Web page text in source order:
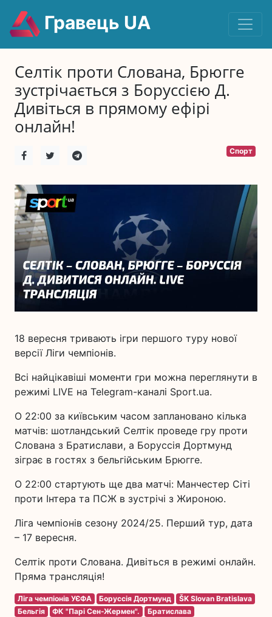
Гравець UA
Селтік проти Слована, Брюгге
зустрічається з Боруссією Д.
Дивіться в прямому ефірі
онлайн!
Спорт
18 вересня тривають ігри першого туру нової
версії Ліги чемпіонів.
Всі найцікавіші моменти гри можна переглянути в
режимі LIVE на Telegram-каналі Sport.ua.
О 22:00 за київським часом заплановано кілька
матчів: шотландський Селтік проведе гру проти
Слована з Братислави, а Боруссія Дортмунд
зіграє в гостях з бельгійським Брюгге.
О 22:00 стартують ще два матчі: Манчестер Сіті
проти Інтера та ПСЖ в зустрічі з Жироною.
Ліга чемпіонів сезону 2024/25. Перший тур, дата
– 17 вересня.
Селтік проти Слована. Дивіться в режимі онлайн.
Пряма трансляція!
Ліга чемпіонів УЄФА Боруссія Дортмунд
ŠK Slovan Bratislava
Бельгія
ФК "Парі Сен-Жермен".
Братислава